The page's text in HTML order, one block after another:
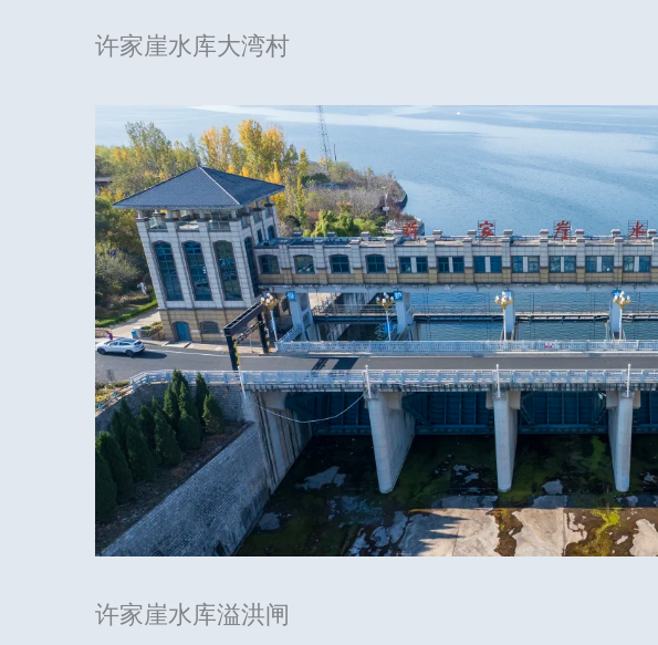
许家崖水库大湾村
许家崖水库溢洪闸